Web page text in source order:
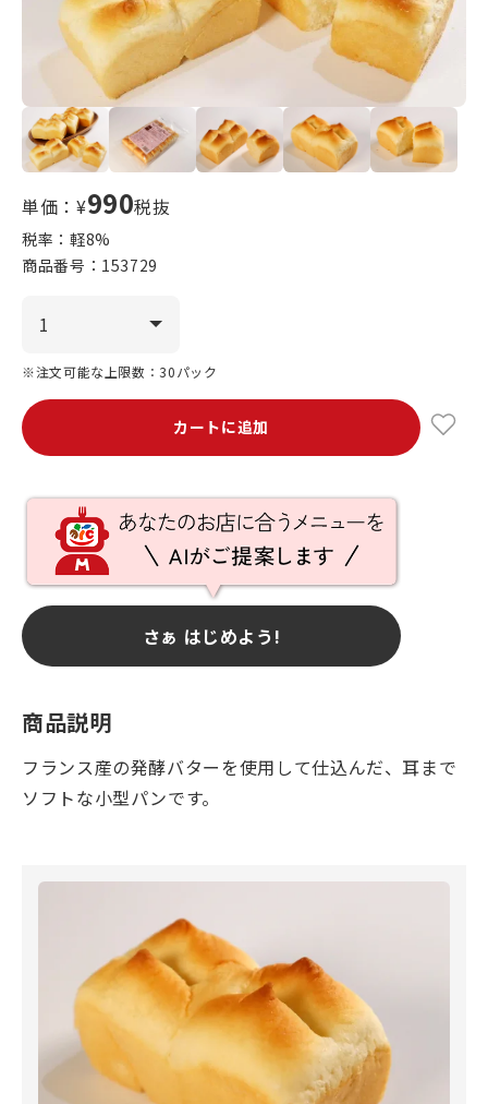
単価：¥990税抜
税率：軽8%
商品番号： 153729
※注文可能な上限数：30パック
カートに追加
さぁ はじめよう!
商品説明
フランス産の発酵バターを使用して仕込んだ、耳まで
ソフトな小型パンです。